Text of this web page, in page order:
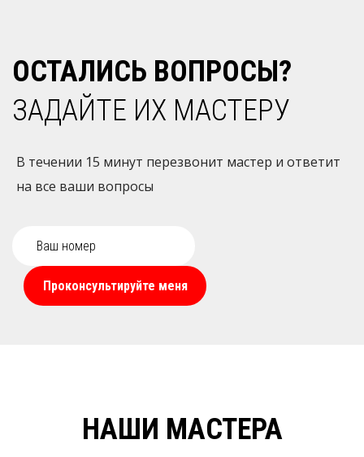
ОСТАЛИСЬ ВОПРОСЫ?
ЗАДАЙТЕ ИХ МАСТЕРУ
В течении 15 минут перезвонит мастер и ответит
на все ваши вопросы
Проконсультируйте меня
НАШИ МАСТЕРА